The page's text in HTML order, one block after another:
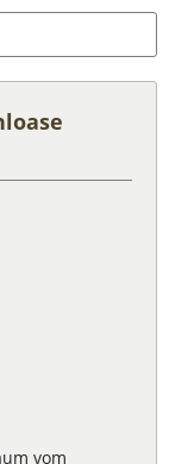
vom